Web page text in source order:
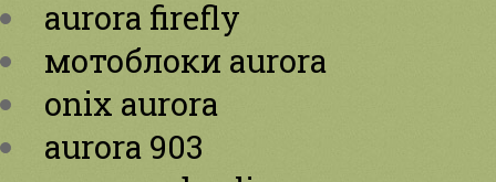
aurora firefly
мотоблоки aurora
onix aurora
aurora 903